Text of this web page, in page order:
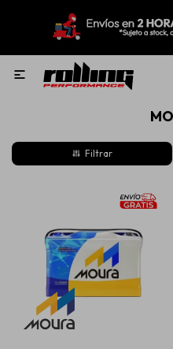

Nuevo!
Lubricantes
Aditivos